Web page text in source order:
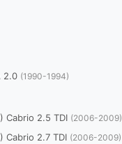
2.0 (1990-1994)
Cabrio 2.5 TDI (2006-2009)
Cabrio 2.7 TDI (2006-2009)